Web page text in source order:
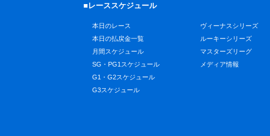
■レーススケジュール
本日のレース
本日の払戻金一覧
月間スケジュール
SG・PG1スケジュール
G1・G2スケジュール
G3スケジュール
ヴィーナスシリーズ
ルーキーシリーズ
マスターズリーグ
メディア情報